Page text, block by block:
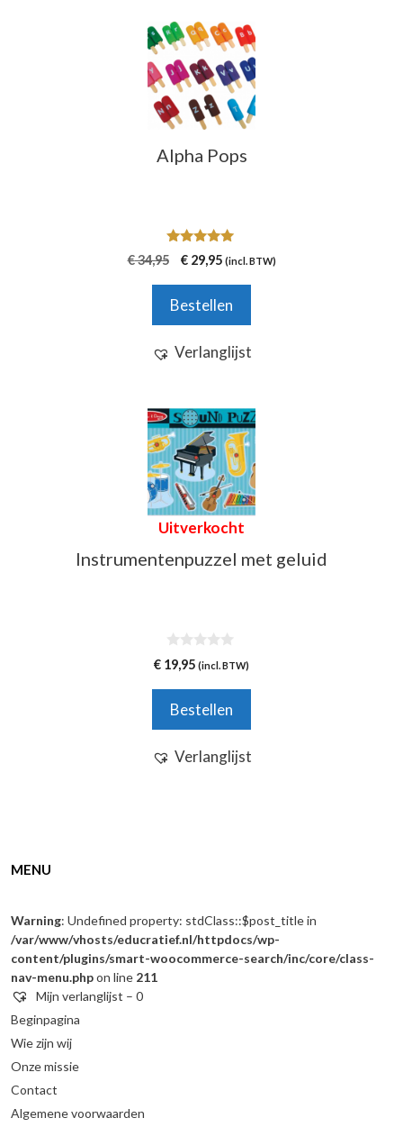
Alpha Pops
5.00
van 5
€34,95
Oorspronkelijke
was:
€ 34,95.
€29,95Huidige
€ 29,95.
(incl. BTW)
Bestellen
Verlanglijst
Uitverkocht
Instrumentenpuzzel met geluid
0
v
5
€ 19,95 (incl. BTW)
Bestellen
Verlanglijst
MENU
Warning: Undefined property: stdClass::$post_title in
/var/www/vhosts/educratief.nl/httpdocs/wp-
content/plugins/smart-woocommerce-search/inc/core/class-
nav-menu.phpon line 211
Mijn verlanglijst – 0
Beginpagina
Wie zijn wij
Onze missie
Contact
Algemene voorwaarden